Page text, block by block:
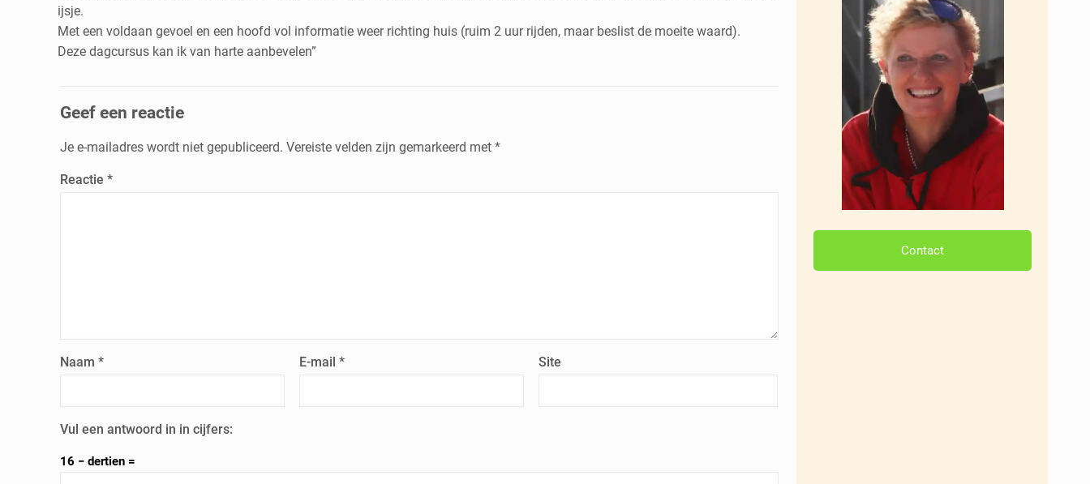
ijsje.
Met een voldaan gevoel en een hoofd vol informatie weer richting huis (ruim 2 uur rijden, maar beslist de moeite waard).
Deze dagcursus kan ik van harte aanbevelen”
Geef een reactie
Je e-mailadres wordt niet gepubliceerd. Vereiste velden zijn gemarkeerd met *
Reactie *
Naam * E-mail* Site
Vul een antwoord in in cijfers:
16 − dertien =
Contact